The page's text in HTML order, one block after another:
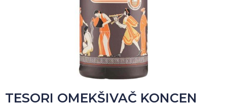
TESORI OMEKŠIVAČ KONCEN